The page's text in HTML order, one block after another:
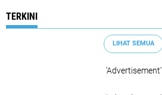
TERKINI
LIHAT SEMUA
'Advertisement'